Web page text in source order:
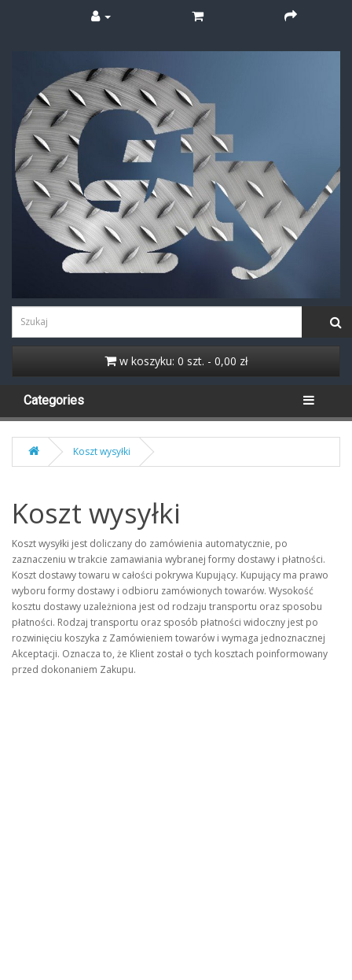
w koszyku: 0 szt. - 0,00 zł
Categories
Koszt wysyłki
Koszt wysyłki
Koszt wysyłki jest doliczany do zamówienia automatycznie, po
zaznaczeniu w trakcie zamawiania wybranej formy dostawy i płatności.
Koszt dostawy towaru w całości pokrywa Kupujący. Kupujący ma prawo
wyboru formy dostawy i odbioru zamówionych towarów. Wysokość
kosztu dostawy uzależniona jest od rodzaju transportu oraz sposobu
płatności. Rodzaj transportu oraz sposób płatności widoczny jest po
rozwinięciu koszyka z Zamówieniem towarów i wymaga jednoznacznej
Akceptacji. Oznacza to, że Klient został o tych kosztach poinformowany
przed dokonaniem Zakupu.